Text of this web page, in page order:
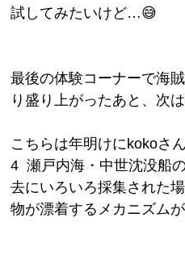
試してみたいけど…😅
最後の体験コーナーで海
り盛り上がったあと、次
こちらは年明けにkokoさ
4  瀬戸内海・中世沈没船
去にいろいろ採集された
物が漂着するメカニズム